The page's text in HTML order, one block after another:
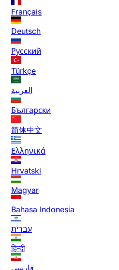
Français
Deutsch
Русский
Türkçe
العربية
Български
简体中文
Ελληνικά
Hrvatski
Magyar
Bahasa Indonesia
עברית
हिन्दी
فارسی